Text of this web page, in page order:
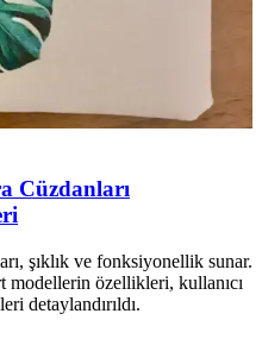
Cüzdanları
şıklık ve fonksiyonellik sunar.
modellerin özellikleri, kullanıcı
detaylandırıldı.